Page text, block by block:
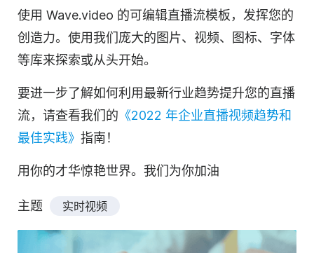
使用 Wave.video 的可编辑直播流模板，发挥您的
创造力。使用我们庞大的图片、视频、图标、字体
等库来探索或从头开始。
要进一步了解如何利用最新行业趋势提升您的直播
流，请查看我们的 《2022 年企业直播视频趋势和
最佳实践》 指南！
用你的才华惊艳世界。我们为你加油
主题 实时视频